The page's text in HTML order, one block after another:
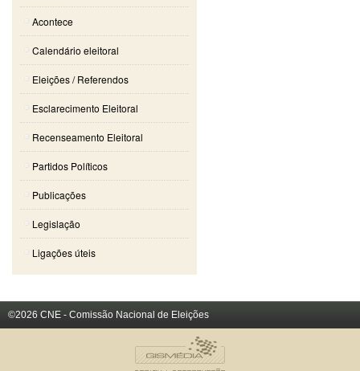
Acontece
Calendário eleitoral
Eleições / Referendos
Esclarecimento Eleitoral
Recenseamento Eleitoral
Partidos Políticos
Publicações
Legislação
Ligações úteis
©2026 CNE - Comissão Nacional de Eleições